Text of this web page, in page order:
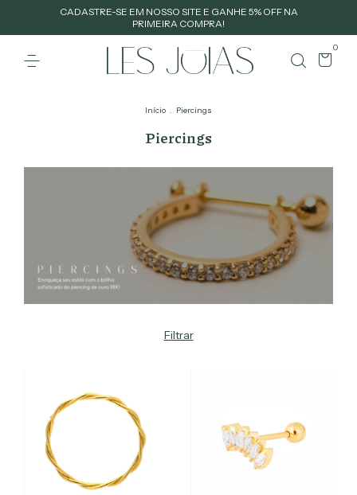
CADASTRE-SE EM NOSSO SITE E GANHE 5% OFF NA
PRIMEIRA COMPRA!
0
Início Piercings
Piercings
Filtrar